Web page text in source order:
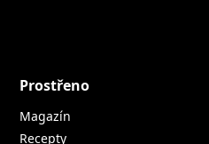
Prostřeno
Magazín
Recepty